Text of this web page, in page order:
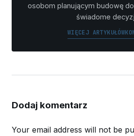
osobom planującym budowę
świadome
WIĘCEJ ARTYKUŁÓW
Dodaj komentarz
Your email address will not be